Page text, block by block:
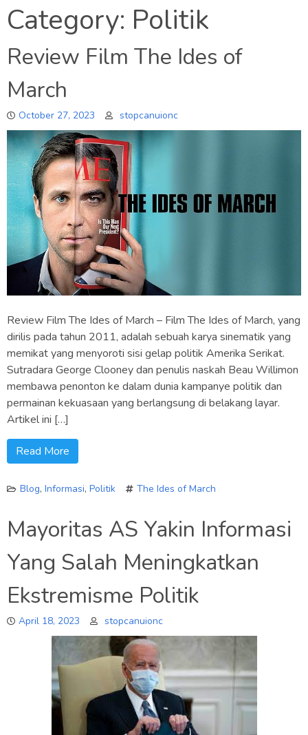
Category: Politik
Review Film The Ides of
March
October 27, 2023 stopcanuionc
Review Film The Ides of March – Film The Ides of March, yang
dirilis pada tahun 2011, adalah sebuah karya sinematik yang
memikat yang menyoroti sisi gelap politik Amerika Serikat.
Sutradara George Clooney dan penulis naskah Beau Willimon
membawa penonton ke dalam dunia kampanye politik dan
permainan kekuasaan yang berlangsung di belakang layar.
Artikel ini […]
Read More
Blog, Informasi, Politik The Ides of March
Mayoritas AS Yakin Informasi
Yang Salah Meningkatkan
Ekstremisme Politik
April 18, 2023 stopcanuionc